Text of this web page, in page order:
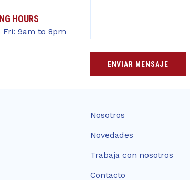
HOURS
Fri: 9am to 8pm
Nosotros
Novedades
Trabaja con nosotros
Contacto